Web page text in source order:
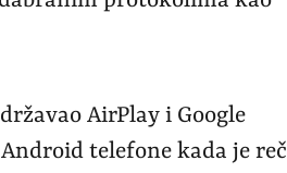
AirPlay i Google
telefone kada je reč